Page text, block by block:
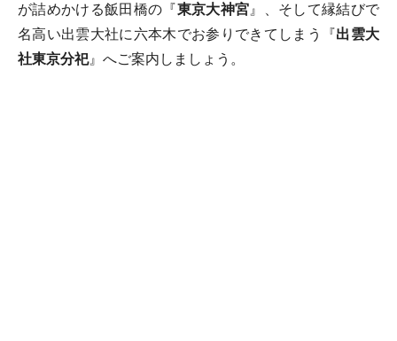
が詰めかける飯田橋の『東京大神宮』、そして縁結びで
名高い出雲大社に六本木でお参りできてしまう『出雲大
社東京分祀』へご案内しましょう。